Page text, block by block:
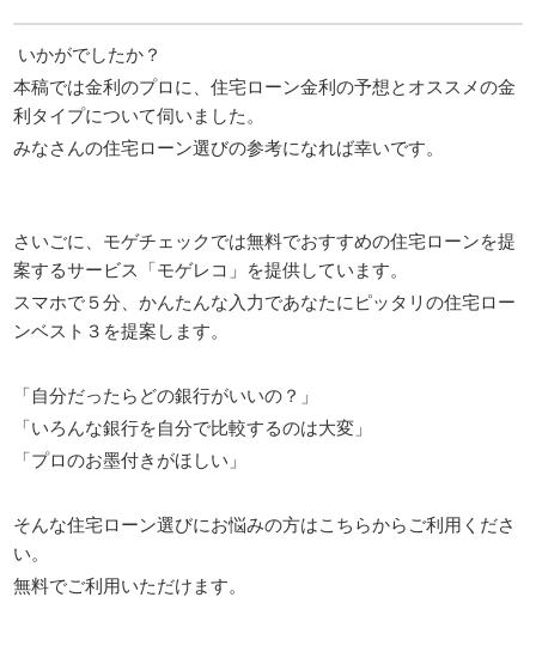
いかがでしたか？
本稿では金利のプロに、住宅ローン金利の予想とオススメの金
利タイプについて伺いました。
みなさんの住宅ローン選びの参考になれば幸いです。
さいごに、モゲチェックでは無料でおすすめの住宅ローンを提
案するサービス「モゲレコ」を提供しています。
スマホで５分、かんたんな入力であなたにピッタリの住宅ロー
ンベスト３を提案します。
「自分だったらどの銀行がいいの？」
「いろんな銀行を自分で比較するのは大変」
「プロのお墨付きがほしい」
そんな住宅ローン選びにお悩みの方はこちらからご利用くださ
い。
無料でご利用いただけます。